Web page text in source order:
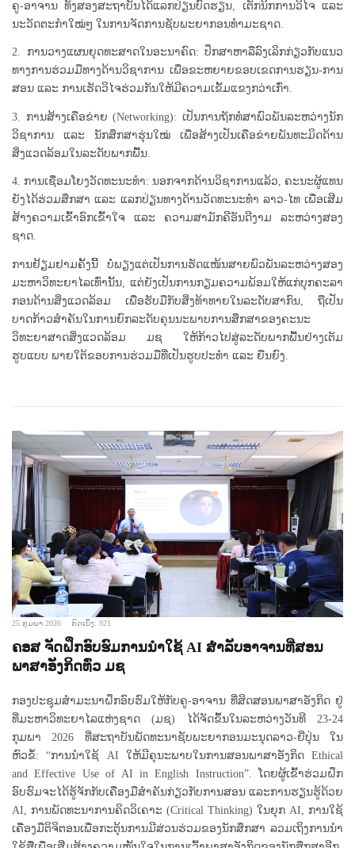
ຄູ-ອາຈານ ທັງສອງສະຖາບັນໄດ້ແລກປ່ຽນບົດຮຽນ, ເຕັກນິກການວິໄຈ ແລະ
ນະວັດຕະກຳໃໝ່ໆ ໃນການຈັດການຊັບພະຍາກອນທຳມະຊາດ.
2. ການວາງແຜນຍຸດທະສາດໃນອະນາຄົດ: ປຶກສາຫາລືລົງເລິກກ່ຽວກັບແນວ
ທາງການຮ່ວມມືທາງດ້ານວິຊາການ ເພື່ອຂະຫຍາຍຂອບເຂດການຮຽນ-ການ
ສອນ ແລະ ການເຮັດວິໄຈຮ່ວມກັນໃຫ້ມີຄວາມເຂັ້ມແຂງກວ່າເກົ່າ.
3. ການສ້າງເຄືອຂ່າຍ (Networking): ເປັນການຖັກທໍສາພົວພັນລະຫວ່າງນັກ
ວິຊາການ ແລະ ນັກສຶກສາຮຸ່ນໃໝ່ ເພື່ອສ້າງເປັນເຄືອຂ່າຍພັນທະມິດດ້ານ
ສິ່ງແວດລ້ອມໃນລະດັບພາກພື້ນ.
4. ການເຊື່ອມໂຍງວັດທະນະທຳ: ນອກຈາກດ້ານວິຊາການແລ້ວ, ຄະນະຜູ້ແທນ
ຍັງໄດ້ຮ່ວມສຶກສາ ແລະ ແລກປ່ຽນທາງດ້ານວັດທະນະທຳ ລາວ-ໄທ ເພື່ອເສີມ
ສ້າງຄວາມເຂົ້າອົກເຂົ້າໃຈ ແລະ ຄວາມສາມັກຄີອັນດີງາມ ລະຫວ່າງສອງ
ຊາດ.
ການຢ້ຽມຢາມຄັ້ງນີ້ ບໍ່ພຽງແຕ່ເປັນການຮັດແໜ້ນສາຍພົວພັນລະຫວ່າງສອງ
ມະຫາວິທະຍາໄລເທົ່ານັ້ນ, ແຕ່ຍັງເປັນການກຽມຄວາມພ້ອມໃຫ້ແກ່ບຸກຄະລາ
ກອນດ້ານສິ່ງແວດລ້ອມ ເພື່ອຮັບມືກັບສິ່ງທ້າທາຍໃນລະດັບສາກົນ, ຖືເປັນ
ບາດກ້າວສຳຄັນໃນການຍົກລະດັບຄຸນນະພາບການສຶກສາຂອງຄະນະ
ວິທະຍາສາດສິ່ງແວດລ້ອມ ມຊ ໃຫ້ກ້າວໄປສູ່ລະດັບພາກພື້ນຢ່າງເຕັມ
ຮູບແບບ ພາຍໃຕ້ຂອບການຮ່ວມມືທີ່ເປັນຮູບປະທຳ ແລະ ຍືນຍົງ.
25 ກຸມພາ 2026 ກົດເບິ່ງ: 921
ຄອສ ຈັດຝຶກອົບຮົມການນຳໃຊ້ AI ສໍາລັບອາຈານທີ່ສອນ
ພາສາອັງກິດທົ່ວ ມຊ
ກອງປະຊຸມສຳມະນາຝຶກອົບຮົມໃຫ້ກັບຄູ-ອາຈານ ທີ່ສິດສອນພາສາອັງກິດ ຢູ່
ທີ່ມະຫາວິທະຍາໄລແຫ່ງຊາດ (ມຊ) ໄດ້ຈັດຂຶ້ນໃນລະຫວ່າງວັນທີ 23-24
ກຸມພາ 2026 ທີ່ສະຖາບັນພັດທະນາຊັບພະຍາກອນມະນຸດລາວ-ຍີ່ປຸ່ນ ໃນ
ຫົວຂໍ້: “ການນຳໃຊ້ AI ໃຫ້ມີຄຸນະພາບໃນການສອນພາສາອັງກິດ Ethical
and Effective Use of AI in English Instruction”. ໂດຍຜູ້ເຂົ້າຮ່ວມຝຶກ
ອົບຮົມຈະໄດ້ຮູ້ຈັກກັບເຄື່ອງມືສໍາຄັນກ່ຽວກັບການສອນ ແລະການຮຽນຮູ້ດ້ວຍ
AI, ການພັດທະນາການຄິດວິເຄາະ (Critical Thinking) ໃນຍຸກ AI, ການໃຊ້
ເຄື່ອງມືຕິຈິຕອນເພື່ອກະຕຸ້ນການມີສ່ວນຮ່ວມຂອງນັກສຶກສາ ລວມເຖິງການນຳ